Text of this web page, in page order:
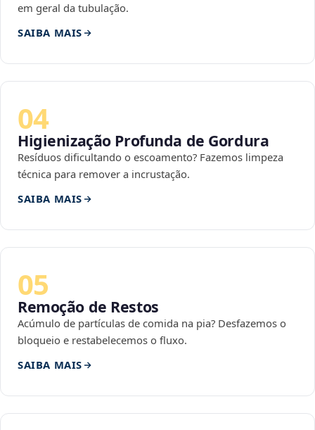
em geral da tubulação.
SAIBA MAIS
04
Higienização Profunda de Gordura
Resíduos dificultando o escoamento? Fazemos limpeza
técnica para remover a incrustação.
SAIBA MAIS
05
Remoção de Restos
Acúmulo de partículas de comida na pia? Desfazemos o
bloqueio e restabelecemos o fluxo.
SAIBA MAIS